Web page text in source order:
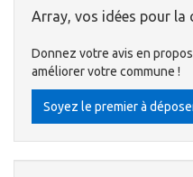
Array, vos idées pour la
Donnez votre avis en
améliorer votre commune !
Soyez le premier à